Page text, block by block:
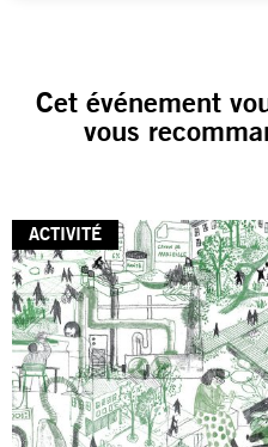
Cet événement
vous
ACTIVITÉ